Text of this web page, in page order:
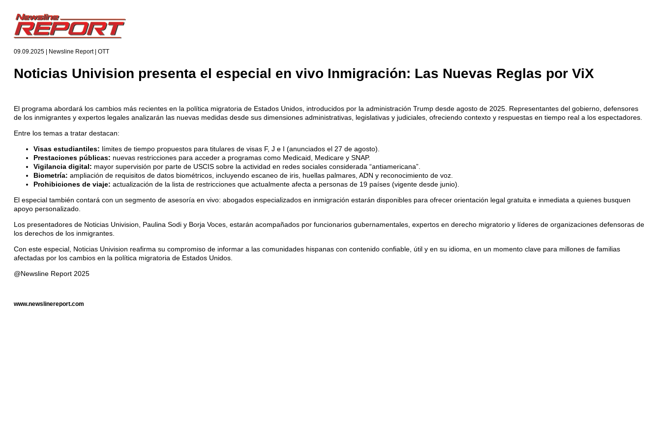
09.09.2025 | Newsline Report | OTT
Noticias Univision presenta el especial en vivo Inmigración: Las Nuevas Reglas por ViX
El programa abordará los cambios más recientes en la política migratoria de Estados Unidos, introducidos por la administración Trump desde agosto de 2025. Representantes del gobierno, defensores
de los inmigrantes y expertos legales analizarán las nuevas medidas desde sus dimensiones administrativas, legislativas y judiciales, ofreciendo contexto y respuestas en tiempo real a los espectadores.
Entre los temas a tratar destacan:
Visas estudiantiles: límites de tiempo propuestos para titulares de visas F, J e I (anunciados el 27 de agosto).
Prestaciones públicas: nuevas restricciones para acceder a programas como Medicaid, Medicare y SNAP.
Vigilancia digital: mayor supervisión por parte de USCIS sobre la actividad en redes sociales considerada “antiamericana”.
Biometría: ampliación de requisitos de datos biométricos, incluyendo escaneo de iris, huellas palmares, ADN y reconocimiento de voz.
Prohibiciones de viaje: actualización de la lista de restricciones que actualmente afecta a personas de 19 países (vigente desde junio).
El especial también contará con un segmento de asesoría en vivo: abogados especializados en inmigración estarán disponibles para ofrecer orientación legal gratuita e inmediata a quienes busquen
apoyo personalizado.
Los presentadores de Noticias Univision, Paulina Sodi y Borja Voces, estarán acompañados por funcionarios gubernamentales, expertos en derecho migratorio y líderes de organizaciones defensoras de
los derechos de los inmigrantes.
Con este especial, Noticias Univision reafirma su compromiso de informar a las comunidades hispanas con contenido confiable, útil y en su idioma, en un momento clave para millones de familias
afectadas por los cambios en la política migratoria de Estados Unidos.
@Newsline Report 2025
www.newslinereport.com